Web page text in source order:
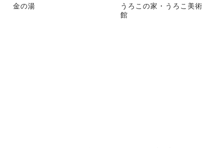
金の湯
うろこの家・うろこ美術
館